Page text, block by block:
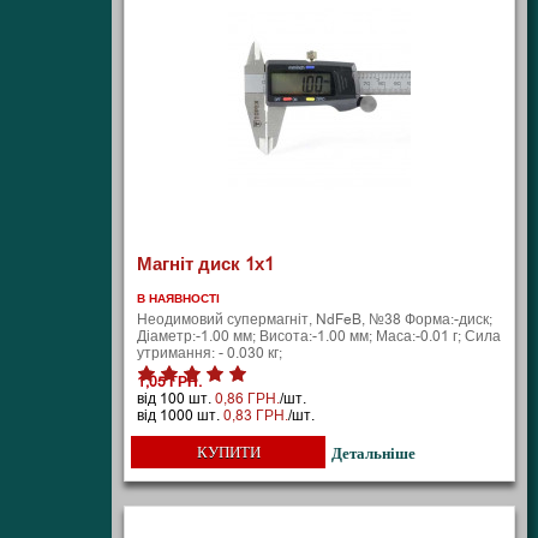
Магніт диск 1х1
В НАЯВНОСТІ
Неодимовий супермагніт, NdFeB, №38 Форма:-диск;
Діаметр:-1.00 мм; Висота:-1.00 мм; Маса:-0.01 г; Сила
утримання: - 0.030 кг;
1,05 ГРН.
від 100 шт.0,86 ГРН./шт.
від 1000 шт.0,83 ГРН./шт.
КУПИТИ Детальніше